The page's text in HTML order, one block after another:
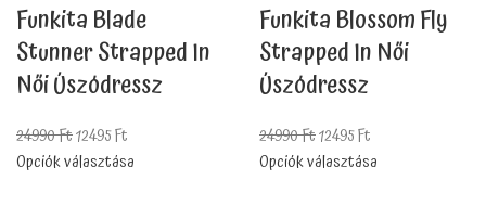
Funkita Blade
Stunner Strapped In
Női Úszódressz
24990Ft12495Ft
Opciók választása
Funkita Blossom Fly
Strapped In Női
Úszódressz
24990Ft12495Ft
Opciók választása